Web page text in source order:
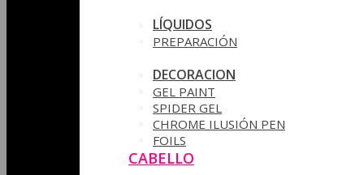
LÍQUIDOS
PREPARACIÓN
DECORACION
GEL PAINT
SPIDER GEL
CHROME ILUSIÓN PEN
FOILS
CABELLO